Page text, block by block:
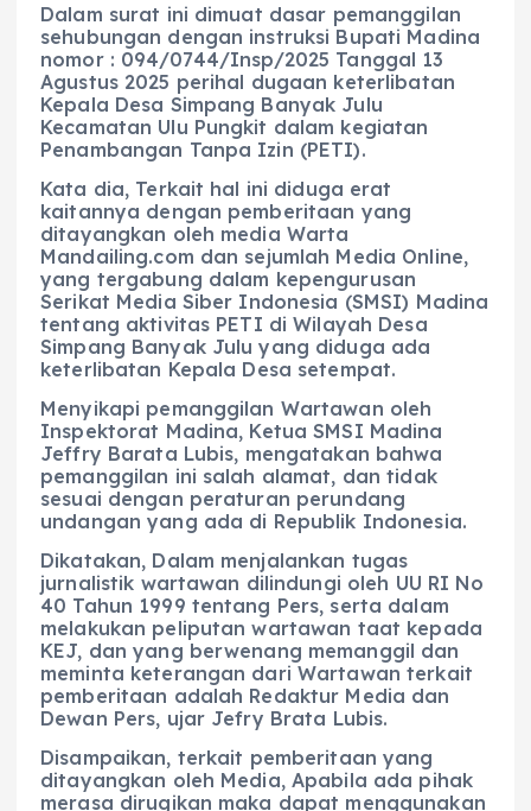
Dalam surat ini dimuat dasar pemanggilan
sehubungan dengan instruksi Bupati Madina
nomor : 094/0744/Insp/2025 Tanggal 13
Agustus 2025 perihal dugaan keterlibatan
Kepala Desa Simpang Banyak Julu
Kecamatan Ulu Pungkit dalam kegiatan
Penambangan Tanpa Izin (PETI).
Kata dia, Terkait hal ini diduga erat
kaitannya dengan pemberitaan yang
ditayangkan oleh media Warta
Mandailing.com dan sejumlah Media Online,
yang tergabung dalam kepengurusan
Serikat Media Siber Indonesia (SMSI) Madina
tentang aktivitas PETI di Wilayah Desa
Simpang Banyak Julu yang diduga ada
keterlibatan Kepala Desa setempat.
Menyikapi pemanggilan Wartawan oleh
Inspektorat Madina, Ketua SMSI Madina
Jeffry Barata Lubis, mengatakan bahwa
pemanggilan ini salah alamat, dan tidak
sesuai dengan peraturan perundang
undangan yang ada di Republik Indonesia.
Dikatakan, Dalam menjalankan tugas
jurnalistik wartawan dilindungi oleh UU RI No
40 Tahun 1999 tentang Pers, serta dalam
melakukan peliputan wartawan taat kepada
KEJ, dan yang berwenang memanggil dan
meminta keterangan dari Wartawan terkait
pemberitaan adalah Redaktur Media dan
Dewan Pers, ujar Jefry Brata Lubis.
Disampaikan, terkait pemberitaan yang
ditayangkan oleh Media, Apabila ada pihak
merasa dirugikan maka dapat menggunakan